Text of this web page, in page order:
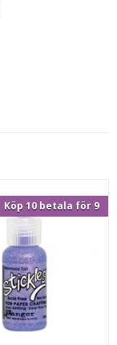
Köp 10 betala för 9